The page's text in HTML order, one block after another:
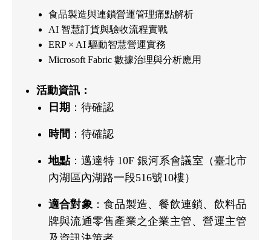
食品製造與連鎖營運管理痛點解析
AI 智慧訂貨與驗收流程實戰
ERP × AI 驅動智慧營運實務
Microsoft Fabric 數據治理與分析應用
活動資訊：
日期 ：待確認
時間 ：待確認
地點：邁達特 10F 銀河系會議室（臺北市
內湖區內湖路一段516號10樓）
適合對象：食品製造、餐飲連鎖、飲料品
牌與流通零售產業之企業主管、營運主管